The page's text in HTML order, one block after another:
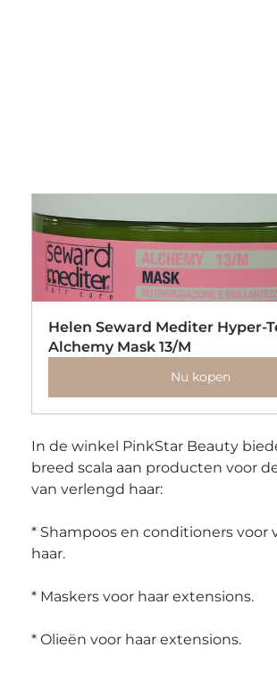
Helen Seward Mediter Hyper-
Alchemy Mask 13/M
Nu kopen
In de winkel PinkStar Beauty
breed scala aan producten voor
van verlengd haar:
* Shampoos en conditioners voor
haar.
* Maskers voor haar extensions.
* Olieën voor haar extensions.